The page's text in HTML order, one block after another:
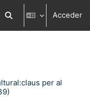
Selector de búsqueda
Acceder
per al